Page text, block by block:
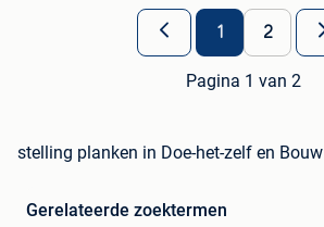
1 2
Pagina 1 van 2
stelling planken in Doe-het-zelf en Bouw
Gerelateerde zoektermen